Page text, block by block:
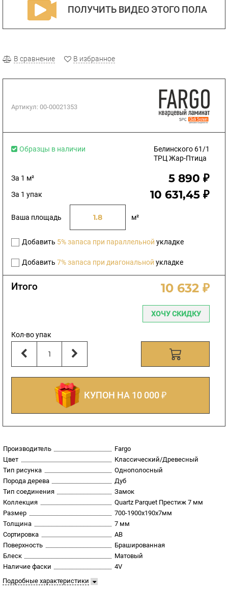
ПОЛУЧИТЬ ВИДЕО ЭТОГО ПОЛА
В сравнение В избранное
Артикул: 00-00021353
Образцы в наличии
Белинского 61/1
ТРЦ Жар-Птица
За 1 м² 5 890 ₽
За 1 упак 10 631,45 ₽
Ваша площадь м²
Добавить 5% запаса при параллельной укладке
Добавить 7% запаса при диагональной укладке
Итого 10 632 ₽
ХОЧУ СКИДКУ
Кол-во упак
КУПОН НА 10 000 ₽
Производитель
Fargo
Цвет
Классический/Древесный
Тип рисунка
Однополосный
Порода дерева
Дуб
Тип соединения
Замок
Коллекция
Quartz Parquet Престиж 7 мм
Размер
700-1900х190х7мм
Толщина
7 мм
Сортировка
AB
Поверхность
Брашированная
Блеск
Матовый
Наличие фаски
4V
Подробные характеристики